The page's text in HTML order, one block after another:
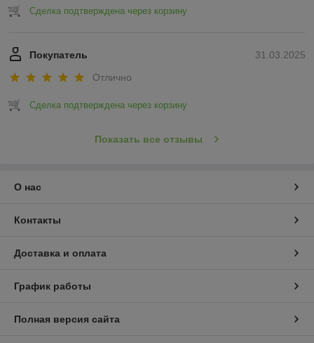
Сделка подтверждена через корзину
31.03.2025
Покупатель
Отлично
Сделка подтверждена через корзину
Показать все отзывы
О нас
Контакты
Доставка и оплата
График работы
Полная версия сайта